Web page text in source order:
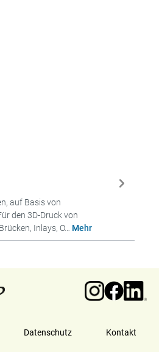
auf Basis von
den 3D-Druck von
Inlays, O… Mehr
Datenschutz Kontakt